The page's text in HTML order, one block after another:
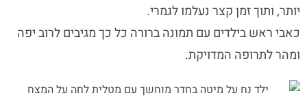
יותר, ותוך זמן קצר נעלמו לגמרי.
כאבי ראש בילדים עם תמונה ברורה כל כך מגיבים לרוב יפה
ומהר לתרופה המדויקת.